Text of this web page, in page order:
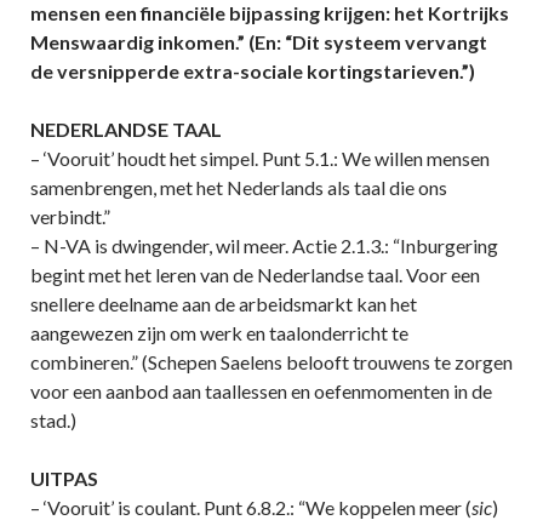
mensen een financiële bijpassing krijgen: het Kortrijks
Menswaardig inkomen.” (En: “Dit systeem vervangt
de versnipperde extra-sociale kortingstarieven.”)
NEDERLANDSE TAAL
– ‘Vooruit’ houdt het simpel. Punt 5.1.: We willen mensen
samenbrengen, met het Nederlands als taal die ons
verbindt.”
– N-VA is dwingender, wil meer. Actie 2.1.3.: “Inburgering
begint met het leren van de Nederlandse taal. Voor een
snellere deelname aan de arbeidsmarkt kan het
aangewezen zijn om werk en taalonderricht te
combineren.” (Schepen Saelens belooft trouwens te zorgen
voor een aanbod aan taallessen en oefenmomenten in de
stad.)
UITPAS
– ‘Vooruit’ is coulant. Punt 6.8.2.: “We koppelen meer (sic)